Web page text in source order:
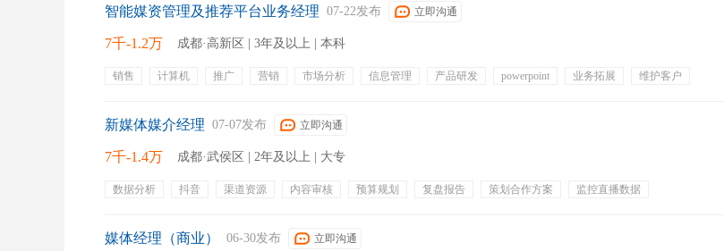
智能媒资管理及推荐平台业务经理 07-22发布 立即沟通
7千-1.2万 成都·高新区 | 3年及以上 | 本科
销售 计算机 推广 营销 市场分析 信息管理 产品研发 powerpoint 业务拓展
维护客户
新媒体媒介经理 07-07发布 立即沟通
7千-1.4万 成都·武侯区 | 2年及以上 | 大专
数据分析 抖音 渠道资源 内容审核 预算规划 复盘报告 策划合作方案
监控直播数据
媒体经理（商业） 06-30发布 立即沟通